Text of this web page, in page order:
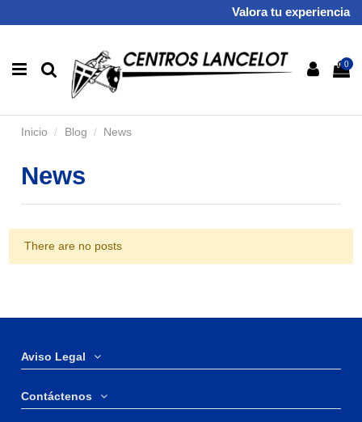
Valora tu experiencia
0
Inicio Blog News
News
There are no posts
Aviso Legal
Contáctenos